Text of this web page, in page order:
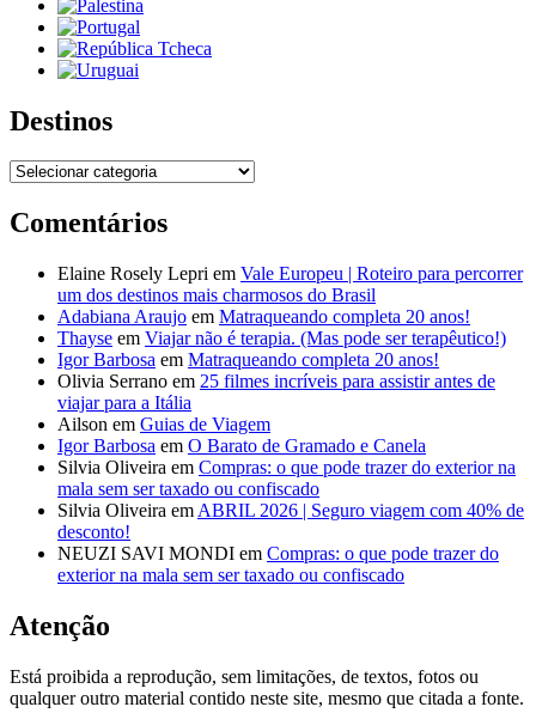
Destinos
Destinos
Comentários
Elaine Rosely Lepri em Vale Europeu | Roteiro para percorrer
um dos destinos mais charmosos do Brasil
Adabiana Araujo em Matraqueando completa 20 anos!
Thayse em Viajar não é terapia. (Mas pode ser terapêutico!)
Igor Barbosa em Matraqueando completa 20 anos!
Olivia Serrano em 25 filmes incríveis para assistir antes de
viajar para a Itália
Ailson em Guias de Viagem
Igor Barbosa em O Barato de Gramado e Canela
Silvia Oliveira em Compras: o que pode trazer do exterior na
mala sem ser taxado ou confiscado
Silvia Oliveira em ABRIL 2026 | Seguro viagem com 40% de
desconto!
NEUZI SAVI MONDI em Compras: o que pode trazer do
exterior na mala sem ser taxado ou confiscado
Atenção
Está proibida a reprodução, sem limitações, de textos, fotos ou
qualquer outro material contido neste site, mesmo que citada a fonte.